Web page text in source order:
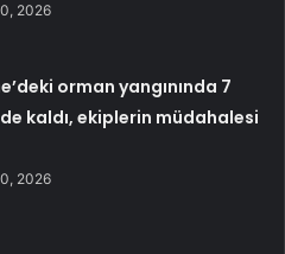
2026
orman yangınında 7
kaldı, ekiplerin müdahalesi
2026